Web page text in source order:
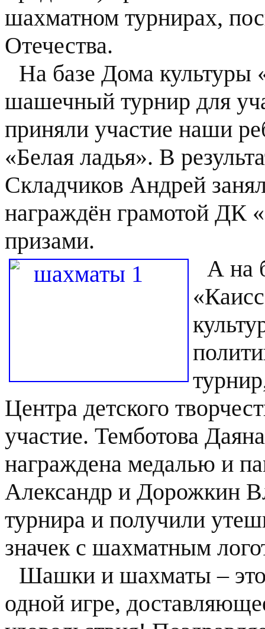
шахматном турнирах,
Отечества.
На базе Дома культуры
шашечный турнир для
приняли участие наши
«Белая ладья». В
Складчиков Андрей
награждён грамотой ДК
призами.
А на
Центра детского
участие. Темботова
награждена медалью и
Александр и Дорожкин
турнира и получили
значек с шахматным
Шашки и шахматы – это
одной игре,